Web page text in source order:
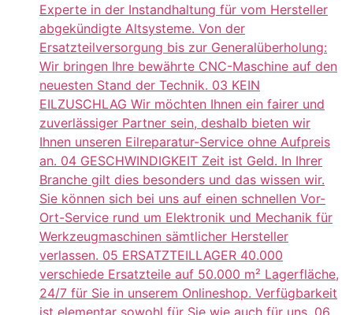
Experte in der Instandhaltung für vom Hersteller
abgekündigte Altsysteme. Von der
Ersatzteilversorgung bis zur Generalüberholung:
Wir bringen Ihre bewährte CNC-Maschine auf den
neuesten Stand der Technik. 03 KEIN
EILZUSCHLAG Wir möchten Ihnen ein fairer und
zuverlässiger Partner sein, deshalb bieten wir
Ihnen unseren Eilreparatur-Service ohne Aufpreis
an. 04 GESCHWINDIGKEIT Zeit ist Geld. In Ihrer
Branche gilt dies besonders und das wissen wir.
Sie können sich bei uns auf einen schnellen Vor-
Ort-Service rund um Elektronik und Mechanik für
Werkzeugmaschinen sämtlicher Hersteller
verlassen. 05 ERSATZTEILLAGER 40.000
verschiede Ersatzteile auf 50.000 m² Lagerfläche,
24/7 für Sie in unserem Onlineshop. Verfügbarkeit
ist elementar sowohl für Sie wie auch für uns. 06